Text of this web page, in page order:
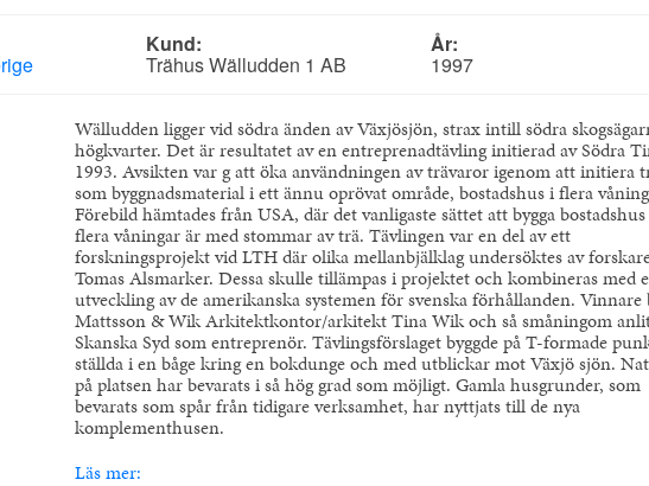
Kund:
Trähus Wälludden 1 AB
År:
1997
Wälludden ligger vid södra änden av Växjösjön, strax intill södra
högkvarter. Det är resultatet av en entreprenadtävling initierad av Södra
1993. Avsikten var g att öka användningen av trävaror igenom att initiera
som byggnadsmaterial i ett ännu oprövat område, bostadshus i flera
Förebild hämtades från USA, där det vanligaste sättet att bygga
flera våningar är med stommar av trä. Tävlingen var en del av ett
forskningsprojekt vid LTH där olika mellanbjälklag undersöktes av
Tomas Alsmarker. Dessa skulle tillämpas i projektet och kombineras med
utveckling av de amerikanska systemen för svenska förhållanden. Vinnare
Mattsson & Wik Arkitektkontor/arkitekt Tina Wik och så småningom
Skanska Syd som entreprenör. Tävlingsförslaget byggde på T-formade
ställda i en båge kring en bokdunge och med utblickar mot Växjö sjön.
på platsen har bevarats i så hög grad som möjligt. Gamla husgrunder, som
bevarats som spår från tidigare verksamhet, har nyttjats till de nya
komplementhusen.
Läs mer: